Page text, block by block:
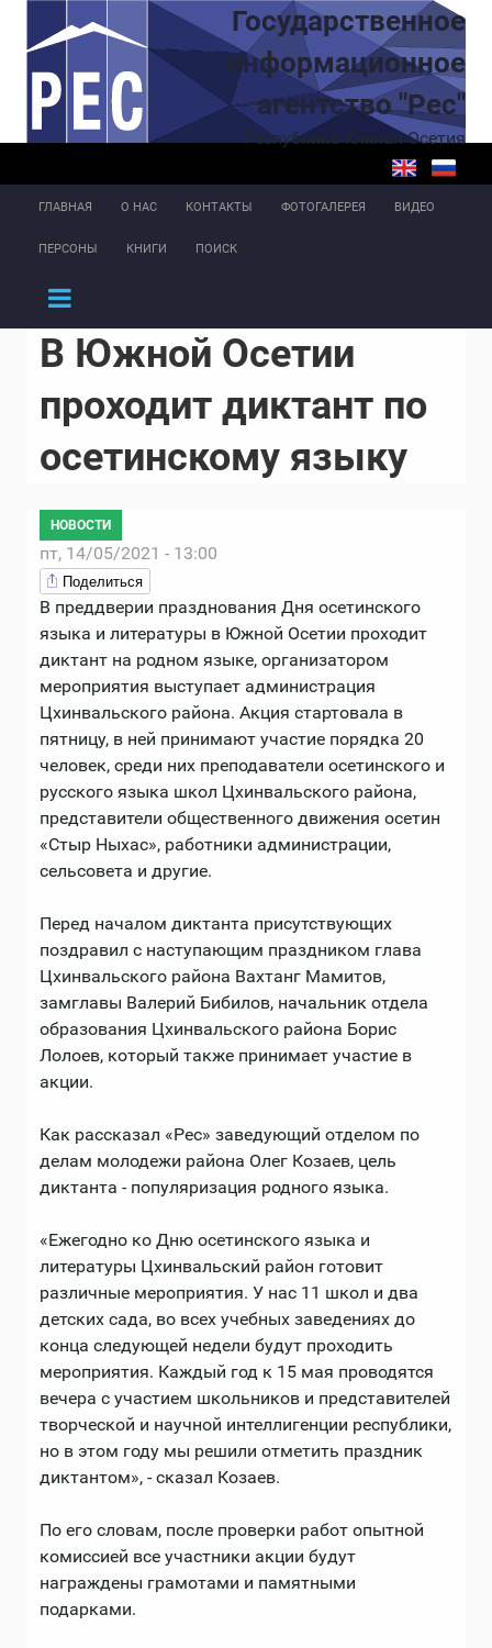
Перейти к основному содержаниюГосударственное
информационное
агентство "Рес"
Республика Южная Осетия
ГЛАВНАЯ О НАС КОНТАКТЫ ФОТОГАЛЕРЕЯ ВИДЕО
ПЕРСОНЫ КНИГИ ПОИСК
В Южной Осетии
проходит диктант по
осетинскому языку
НОВОСТИ
пт, 14/05/2021 - 13:00
Поделиться
В преддверии празднования Дня осетинского
языка и литературы в Южной Осетии проходит
диктант на родном языке, организатором
мероприятия выступает администрация
Цхинвальского района. Акция стартовала в
пятницу, в ней принимают участие порядка 20
человек, среди них преподаватели осетинского и
русского языка школ Цхинвальского района,
представители общественного движения осетин
«Стыр Ныхас», работники администрации,
сельсовета и другие.
Перед началом диктанта присутствующих
поздравил с наступающим праздником глава
Цхинвальского района Вахтанг Мамитов,
замглавы Валерий Бибилов, начальник отдела
образования Цхинвальского района Борис
Лолоев, который также принимает участие в
акции.
Как рассказал «Рес» заведующий отделом по
делам молодежи района Олег Козаев, цель
диктанта - популяризация родного языка.
«Ежегодно ко Дню осетинского языка и
литературы Цхинвальский район готовит
различные мероприятия. У нас 11 школ и два
детских сада, во всех учебных заведениях до
конца следующей недели будут проходить
мероприятия. Каждый год к 15 мая проводятся
вечера с участием школьников и представителей
творческой и научной интеллигенции республики,
но в этом году мы решили отметить праздник
диктантом», - сказал Козаев.
По его словам, после проверки работ опытной
комиссией все участники акции будут
награждены грамотами и памятными
подарками.